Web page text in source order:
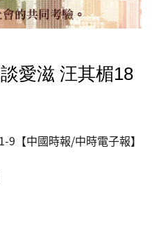
愛滋 汪其楣18
9【中國時報/中時電子報】